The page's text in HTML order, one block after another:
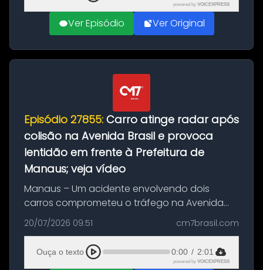
powered by VOICEXPRESS
Ver Episódio Ver Original
Episódio 27855: Carro atinge radar após
colisão na Avenida Brasil e provoca
lentidão em frente à Prefeitura de
Manaus; veja vídeo
Manaus – Um acidente envolvendo dois
carros comprometeu o tráfego na Avenida
Brasil durante a manhã desta segunda-feira
(20), em frente ao complexo da Prefeitura de
Manaus, na Zona Oeste. A batida ter...
20/07/2026 09:51 cm7brasil.com
Ouça o texto 0:00 / 2:01
powered by VOICEXPRESS